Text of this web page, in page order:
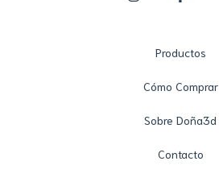
Productos
Cómo Comprar
Sobre Doña3d
Contacto